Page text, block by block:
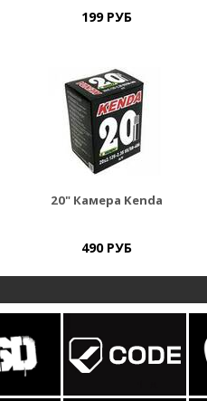
199 РУБ
20" Камера Kenda
490 РУБ